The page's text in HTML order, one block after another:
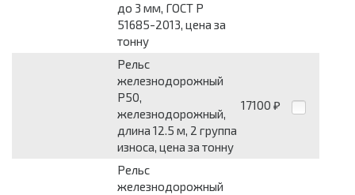
до 3 мм, ГОСТ Р
51685-2013, цена за
тонну
Рельс
железнодорожный
Р50,
железнодорожный,
длина 12.5 м, 2 группа
износа, цена за тонну
17100 ₽
Рельс
железнодорожный